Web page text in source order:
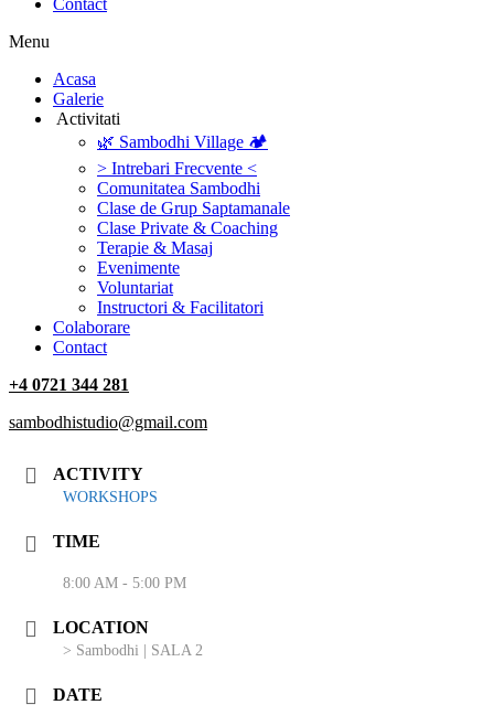
Contact
Menu
‎Acasa
Galerie
‎ ‎Activitati‎
🌿 Sambodhi Village 🏕️
> Intrebari Frecvente <
Comunitatea Sambodhi
Clase de Grup Saptamanale
Clase Private & Coaching
Terapie & Masaj
‎Evenimente
Voluntariat
‏‏‎Instructori & Facilitatori
Colaborare
Contact
+4 0721 344 281
sambodhistudio@gmail.com
ACTIVITY
WORKSHOPS
TIME
8:00 AM - 5:00 PM
LOCATION
> Sambodhi | SALA 2
DATE